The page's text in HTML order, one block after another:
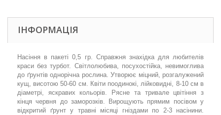
ІНФОРМАЦІЯ
Насіння в пакеті 0,5 гр. Справжня знахідка для любителів
краси без турбот. Світлолюбива, посухостійка, невимоглива
до ґрунтів однорічна рослина. Утворює міцний, розгалужений
кущ, висотою 50-60 см. Квіти поодинокі, лійковидні, 8-10 см в
діаметрі, яскравих кольорів. Рясне та тривале цвітіння з
кінця червня до заморозків. Вирощують прямим посівом у
відкритий ґрунт у травні місяці гніздами по 2-3 насінини.